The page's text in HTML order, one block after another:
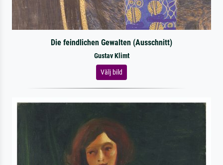
Die feindlichen Gewalten (Ausschnitt)
Gustav Klimt
Välj bild